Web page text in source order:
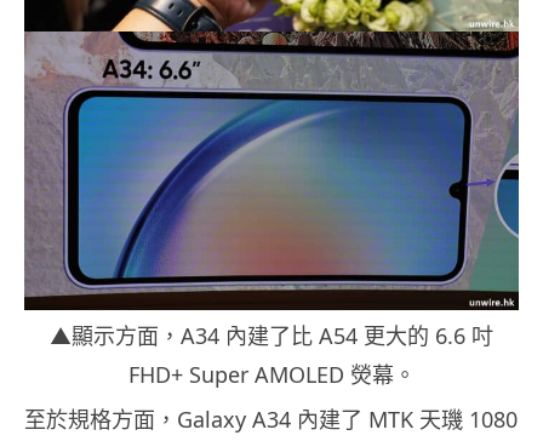
▲顯示方面，A34 內建了比 A54 更大的 6.6 吋
FHD+ Super AMOLED 熒幕。
至於規格方面，Galaxy A34 內建了 MTK 天璣 1080